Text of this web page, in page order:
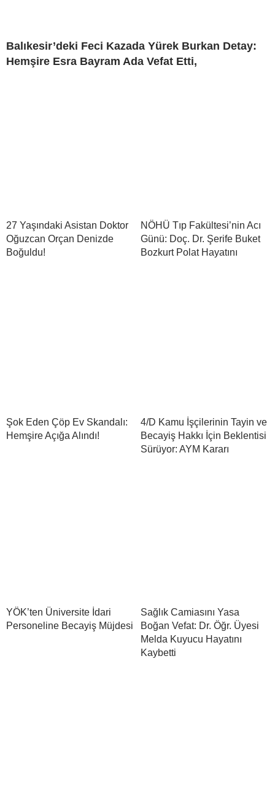
Balıkesir’deki Feci Kazada Yürek Burkan Detay:
Hemşire Esra Bayram Ada Vefat Etti,
27 Yaşındaki Asistan Doktor
Oğuzcan Orçan Denizde
Boğuldu!
NÖHÜ Tıp Fakültesi’nin Acı
Günü: Doç. Dr. Şerife Buket
Bozkurt Polat Hayatını
Şok Eden Çöp Ev Skandalı:
Hemşire Açığa Alındı!
4/D Kamu İşçilerinin Tayin ve
Becayiş Hakkı İçin Beklentisi
Sürüyor: AYM Kararı
YÖK’ten Üniversite İdari
Personeline Becayiş Müjdesi
Sağlık Camiasını Yasa
Boğan Vefat: Dr. Öğr. Üyesi
Melda Kuyucu Hayatını
Kaybetti